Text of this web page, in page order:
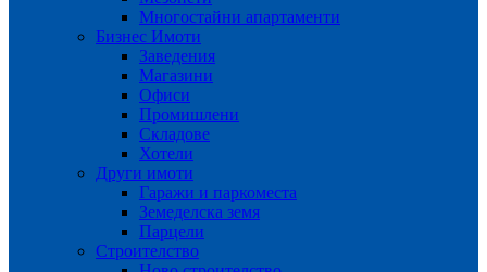
Многостайни апартаменти
Бизнес Имоти
Заведения
Магазини
Офиси
Промишлени
Складове
Хотели
Други имоти
Гаражи и паркоместа
Земеделска земя
Парцели
Строителство